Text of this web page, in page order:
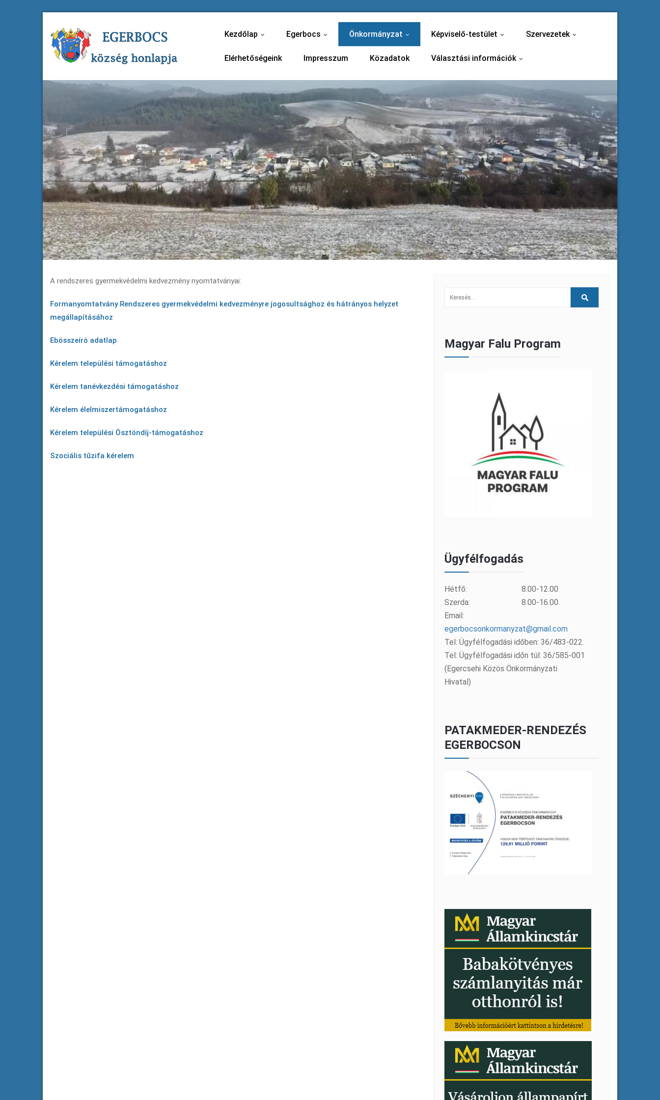
Kezdőlap Egerbocs Önkormányzat Képviselő-testület Szervezetek
Elérhetőségeink Impresszum Közadatok Választási információk
A rendszeres gyermekvédelmi kedvezmény nyomtatványai:
Formanyomtatvány Rendszeres gyermekvédelmi kedvezményre jogosultsághoz és hátrányos helyzet
megállapításához
Ebösszeíró adatlap
Kérelem települési támogatáshoz
Kérelem tanévkezdési támogatáshoz
Kérelem élelmiszertámogatáshoz
Kérelem települési Ösztöndíj-támogatáshoz
Szociális tűzifa kérelem
Magyar Falu Program
Ügyfélfogadás
Hétfő:
8.00-12.00
Szerda:
8.00-16.00
Email:
egerbocsonkormanyzat@gmail.com
Tel: Ügyfélfogadási időben: 36/483-022.
Tel: Ügyfélfogadási időn túl: 36/585-001
(Egercsehi Közös Önkormányzati
Hivatal)
PATAKMEDER-RENDEZÉS
EGERBOCSON